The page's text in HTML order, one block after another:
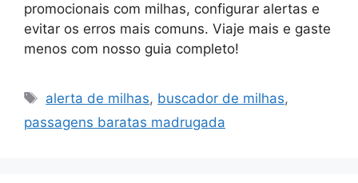
promocionais com milhas, configurar alertas e
evitar os erros mais comuns. Viaje mais e gaste
menos com nosso guia completo!
Tags
alerta de milhas, buscador de milhas,
passagens baratas madrugada